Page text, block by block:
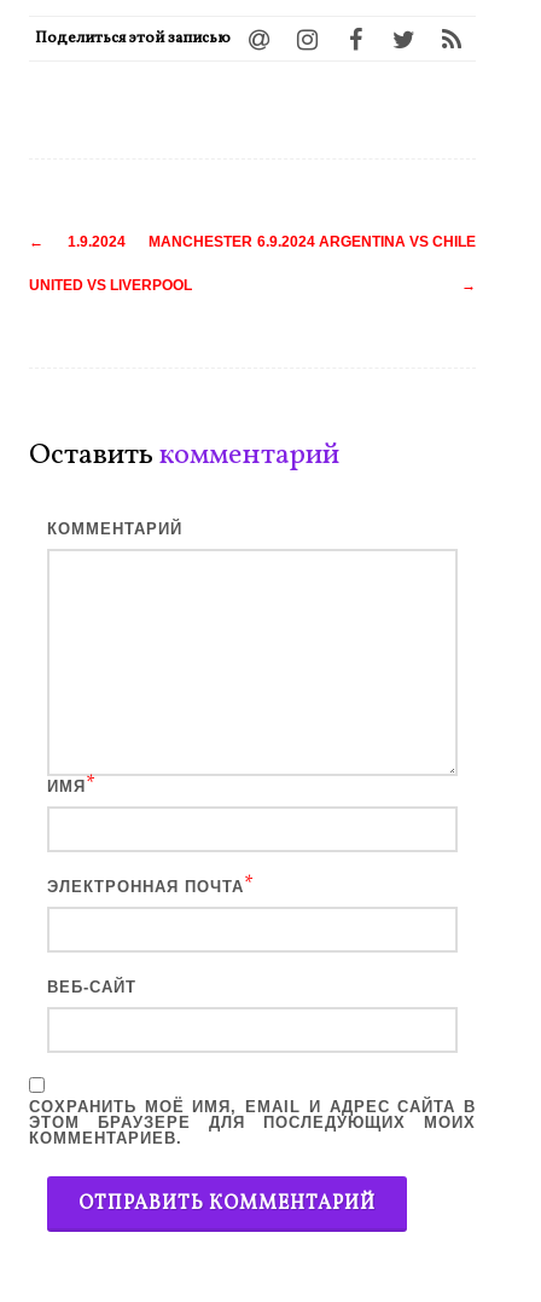
Поделиться этой записью
Навигация
← 1.9.2024 MANCHESTER
UNITED VS LIVERPOOL
6.9.2024 ARGENTINA VS CHILE
→
Оставитькомментарий
КОММЕНТАРИЙ
ИМЯ *
ЭЛЕКТРОННАЯ ПОЧТА*
ВЕБ-САЙТ
СОХРАНИТЬ МОЁ ИМЯ, EMAIL И АДРЕС САЙТА В
ЭТОМ БРАУЗЕРЕ ДЛЯ ПОСЛЕДУЮЩИХ МОИХ
КОММЕНТАРИЕВ.